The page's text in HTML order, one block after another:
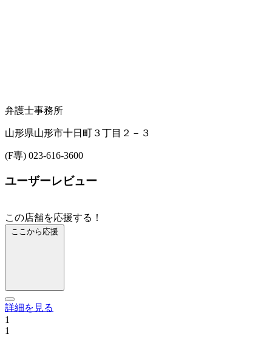
弁護士事務所
山形県山形市十日町３丁目２－３
(F専) 023-616-3600
ユーザーレビュー
この店舗を応援する！
ここから応援
詳細を見る
1
1